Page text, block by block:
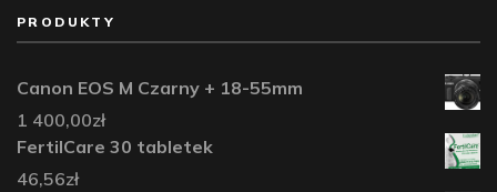
PRODUKTY
Canon EOS M Czarny + 18-55mm
1 400,00zł
FertilCare 30 tabletek
46,56zł